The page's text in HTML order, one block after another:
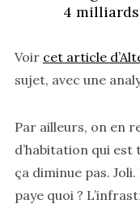
4 milliards
Voir cet article
sujet, avec une
Par ailleurs, on en
d’habitation qui est
ça diminue pas.
paye quoi ?